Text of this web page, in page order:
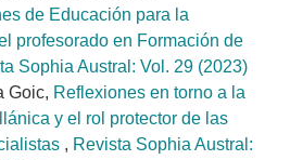
de Educación para la
profesorado en Formación de
Sophia Austral: Vol. 29 (2023)
Goic, Reflexiones en torno a la
y el rol protector de las
, Revista Sophia Austral: